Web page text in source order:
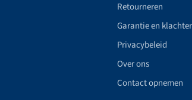
Retourneren
Garantie en
Privacybeleid
Over ons
Contact opnemen